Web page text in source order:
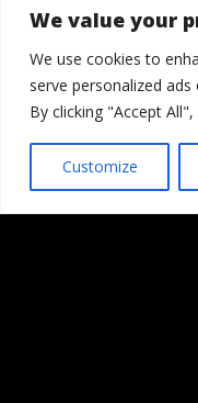
We value your
We use cookies to
serve personalized
By clicking "Accept
Customize
desde